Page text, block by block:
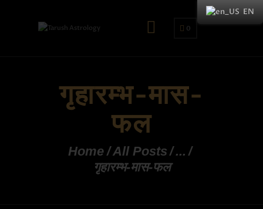
0
गृहारम्भ-मास-
फल
Home All Posts
...
गृहारम्भ-मास-फल
EN